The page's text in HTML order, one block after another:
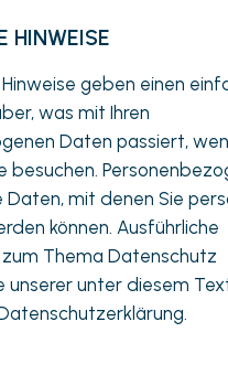
HINWEISE
geben einen
was mit Ihren
Daten passiert,
besuchen.
Daten, mit denen Sie
können. Ausführliche
Thema Datenschutz
unserer unter diesem